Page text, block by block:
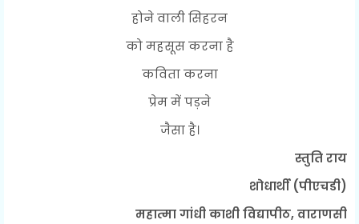
होने वाली सिहरन
को महसूस करना है
कविता करना
प्रेम में पड़ने
जैसा है।
स्तुति राय
शोधार्थी (पीएचडी)
महात्मा गांधी काशी विद्यापीठ, वाराणसी